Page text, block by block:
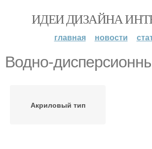
ИДЕИ ДИЗАЙНА
главная новости
Водно-
Акриловый тип